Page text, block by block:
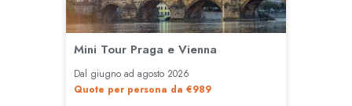
Mini Tour Praga e Vienna
Dal giugno ad agosto 2026
Quote per persona da €989